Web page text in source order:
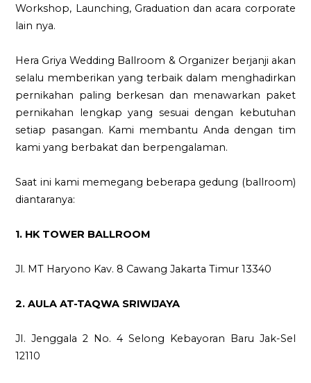
Workshop, Launching, Graduation dan acara corporate
lain nya.
Hera Griya Wedding Ballroom & Organizer berjanji akan
selalu memberikan yang terbaik dalam menghadirkan
pernikahan paling berkesan dan menawarkan paket
pernikahan lengkap yang sesuai dengan kebutuhan
setiap pasangan. Kami membantu Anda dengan tim
kami yang berbakat dan berpengalaman.
Saat ini kami memegang beberapa gedung (ballroom)
diantaranya:
1. HK TOWER BALLROOM
Jl. MT Haryono Kav. 8 Cawang Jakarta Timur 13340
2. AULA AT-TAQWA SRIWIJAYA
JI. Jenggala 2 No. 4 Selong Kebayoran Baru Jak-Sel
12110